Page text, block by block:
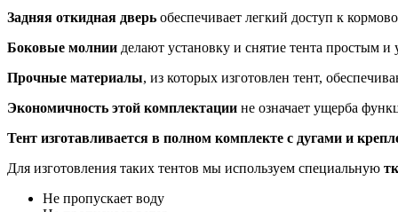
Задняя откидная дверь обеспечивает легкий доступ к
Боковые молнии делают установку и снятие тента простым
Прочные материалы, из которых изготовлен тент,
Экономичность этой комплектации не означает ущерба
Тент изготавливается в полном комплекте с дугами и
Для изготовления таких тентов мы используем специальную
Не пропускает воду